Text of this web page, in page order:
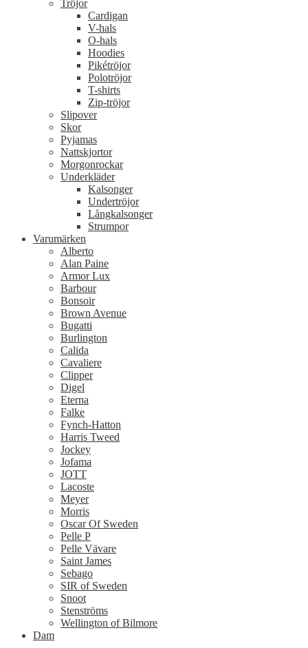
Tröjor
Cardigan
V-hals
O-hals
Hoodies
Pikétröjor
Polotröjor
T-shirts
Zip-tröjor
Slipover
Skor
Pyjamas
Nattskjortor
Morgonrockar
Underkläder
Kalsonger
Undertröjor
Långkalsonger
Strumpor
Varumärken
Alberto
Alan Paine
Armor Lux
Barbour
Bonsoir
Brown Avenue
Bugatti
Burlington
Calida
Cavaliere
Clipper
Digel
Eterna
Falke
Fynch-Hatton
Harris Tweed
Jockey
Jofama
JOTT
Lacoste
Meyer
Morris
Oscar Of Sweden
Pelle P
Pelle Vävare
Saint James
Sebago
SIR of Sweden
Snoot
Stenströms
Wellington of Bilmore
Dam